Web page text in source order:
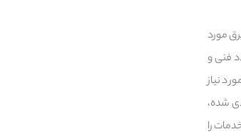
مورد
طرح‌های متعدد فنی و
نیاز
شده،
را